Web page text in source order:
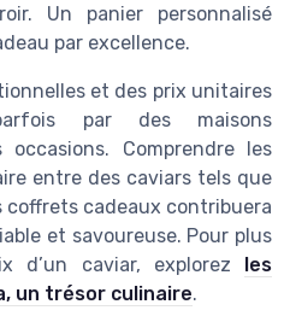
Un panier personnalisé
par excellence.
et des prix unitaires
par des maisons
Comprendre les
entre des caviars tels que
coffrets cadeaux contribuera
et savoureuse. Pour plus
d’un caviar, explorez les
un trésor culinaire.